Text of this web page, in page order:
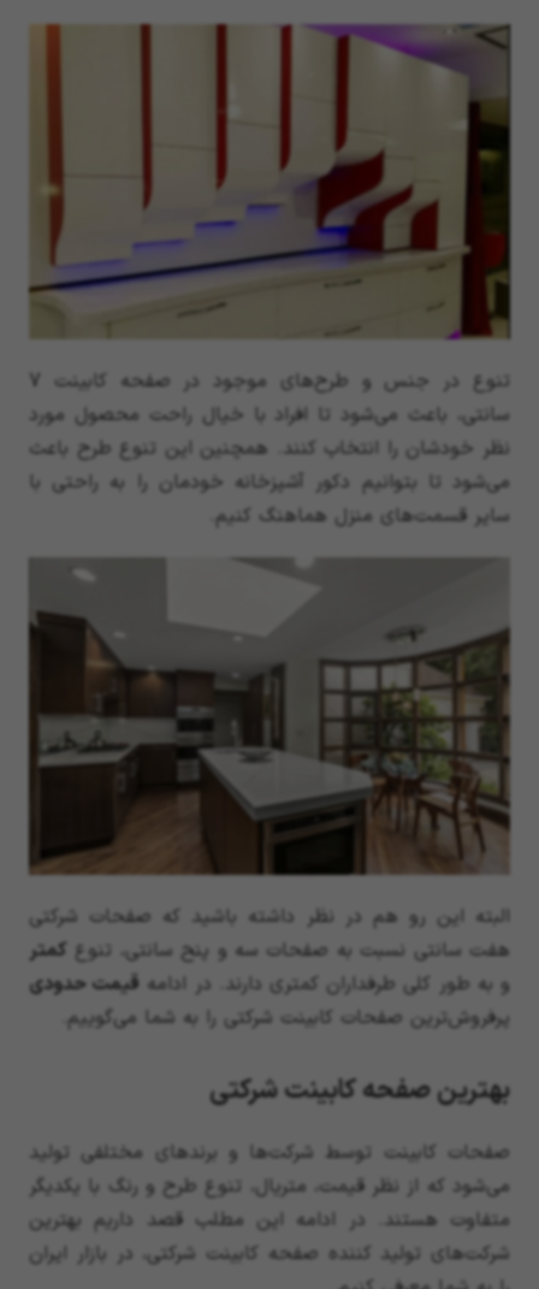
تنوع در جنس و طرح‌های موجود در صفحه کابینت 7
سانتی، باعث می‌شود تا افراد با خیال راحت محصول مورد
نظر خودشان را انتخاب کنند. همچنین این تنوع طرح باعث
می‌شود تا بتوانیم دکور آشپزخانه خودمان را به راحتی با
سایر قسمت‌های منزل هماهنگ کنیم.
البته این رو هم در نظر داشته باشید که صفحات شرکتی
هفت سانتی نسبت به صفحات سه و پنح سانتی، تنوع کمتر
و به طور کلی طرفداران کمتری دارند. در ادامه قیمت حدودی
پرفروش‌ترین صفحات کابینت شرکتی را به شما می‌گوییم.
بهترین صفحه کابینت شرکتی
صفحات کابینت توسط شرکت‌ها و برند‌های مختلفی تولید
می‌شود که از نظر قیمت، متریال، تنوع طرح و رنگ با یکدیگر
متفاوت‌ هستند. در ادامه این مطلب قصد داریم بهترین
شرکت‌های تولید کننده صفحه کابینت شرکتی، در بازار ایران